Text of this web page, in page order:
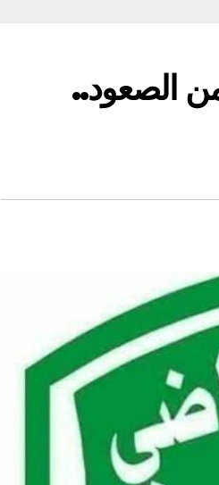
الصعود..